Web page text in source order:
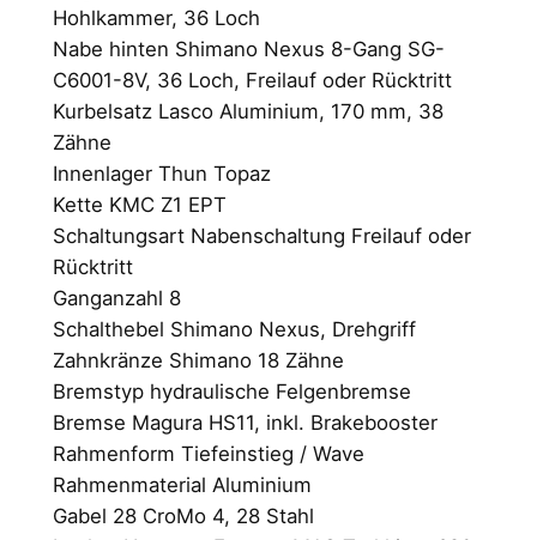
0
0
Hohlkammer, 36 Loch
Nabe hinten Shimano Nexus 8-Gang SG-
C6001-8V, 36 Loch, Freilauf oder Rücktritt
Kurbelsatz Lasco Aluminium, 170 mm, 38
Zähne
Innenlager Thun Topaz
Kette KMC Z1 EPT
Schaltungsart Nabenschaltung Freilauf oder
Rücktritt
Ganganzahl 8
Schalthebel Shimano Nexus, Drehgriff
Zahnkränze Shimano 18 Zähne
Bremstyp hydraulische Felgenbremse
Bremse Magura HS11, inkl. Brakebooster
Rahmenform Tiefeinstieg / Wave
Rahmenmaterial Aluminium
Gabel 28 CroMo 4, 28 Stahl